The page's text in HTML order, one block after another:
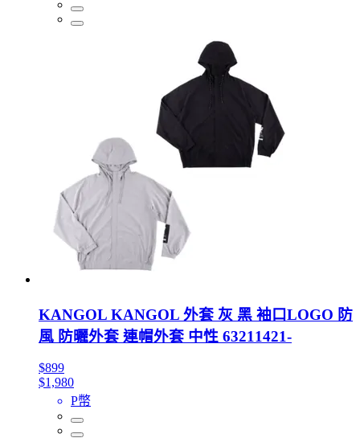
KANGOL KANGOL 外套 灰 黑 袖口LOGO 防
風 防曬外套 連帽外套 中性 63211421-
$899
$1,980
P幣